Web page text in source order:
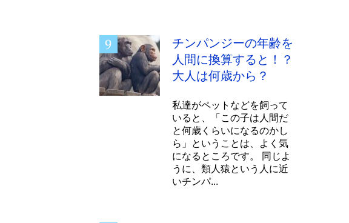
チンパンジーの年齢を
人間に換算すると！？
大人は何歳から？
私達がペットなどを飼って
いると、「この子は人間だ
と何歳くらいになるのかし
ら」ということは、よく気
になるところです。 同じよ
うに、類人猿という人に近
いチンパ...